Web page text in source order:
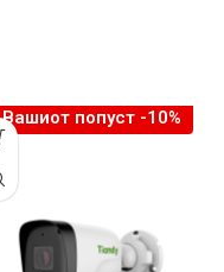
Вашиот попуст -10%